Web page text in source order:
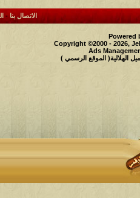
الاتصال بنا-
Powered
Copyright ©2000 - 2026,
Ads
الهلالية( الموقع الرسمي )